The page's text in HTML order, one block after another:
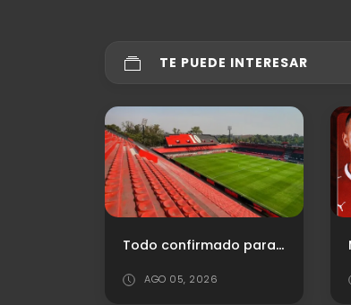
TE PUEDE INTERESAR
Todo confirmado para el cruce entre Independiente y Atlético Tucumán
AGO 05, 2026